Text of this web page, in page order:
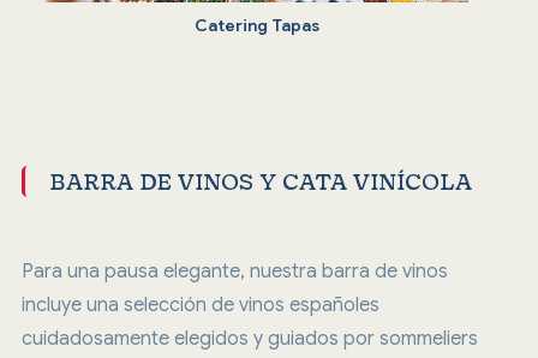
Catering Tapas
BARRA DE VINOS Y CATA VINÍCOLA
Para una pausa elegante, nuestra barra de vinos
incluye una selección de vinos españoles
cuidadosamente elegidos y guiados por sommeliers